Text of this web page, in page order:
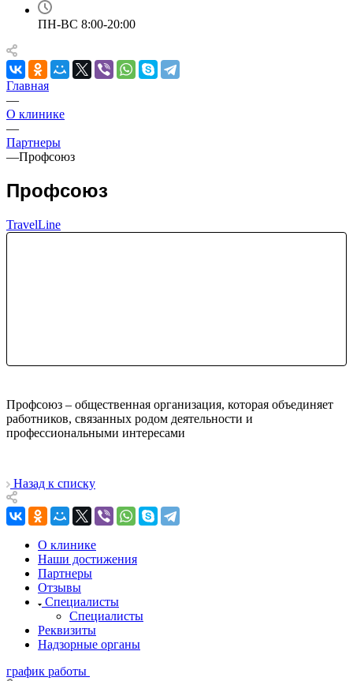
ПН-ВС 8:00-20:00
Главная
—
О клинике
—
Партнеры
—Профсоюз
Профсоюз
TravelLine
Профсоюз – общественная организация, которая объединяет
работников, связанных родом деятельности и
профессиональными интересами
Назад к списку
О клинике
Наши достижения
Партнеры
Отзывы
Специалисты
Специалисты
Реквизиты
Надзорные органы
график работы